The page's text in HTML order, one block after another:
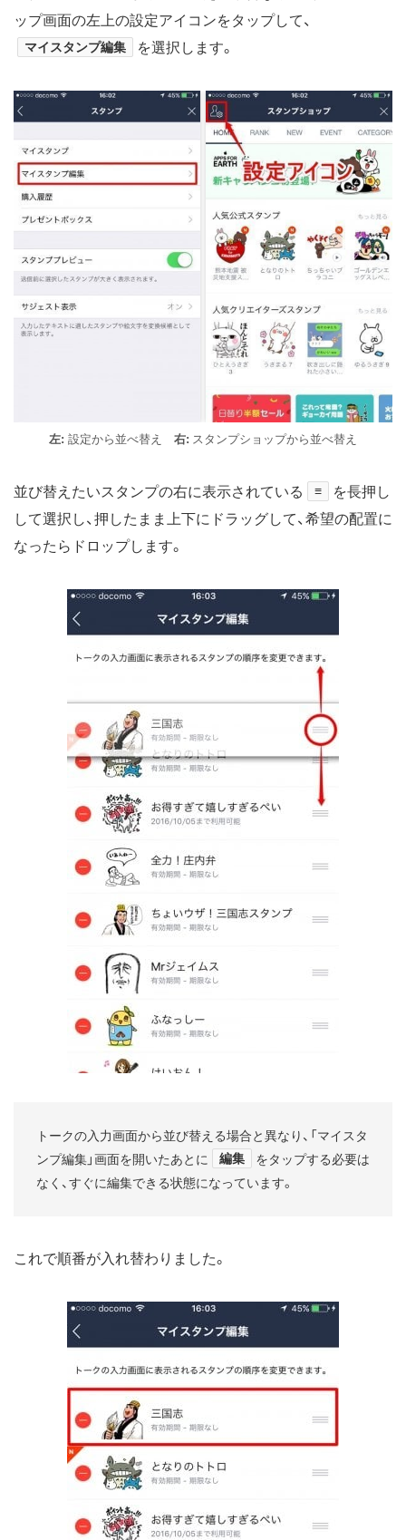
ップ画面の左上の設定アイコンをタップして、
マイスタンプ編集 を選択します。
左: 設定から並べ替え 右: スタンプショップから並べ替え
並び替えたいスタンプの右に表示されている ≡
を長押し
して選択し、押したまま上下にドラッグして、希望の配置に
なったらドロップします。
トークの入力画面から並び替える場合と異なり、「マイスタ
ンプ編集」画面を開いたあとに
編集
をタップする必要は
なく、すぐに編集できる状態になっています。
これで順番が入れ替わりました。